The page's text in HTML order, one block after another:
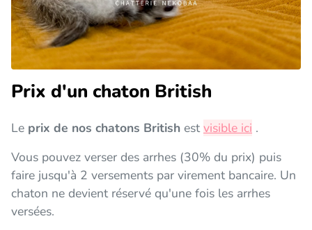
Prix d'un chaton British
Le prix de nos chatons British estvisible ici .
Vous pouvez verser des arrhes (30% du prix) puis
faire jusqu'à 2 versements par virement bancaire. Un
chaton ne devient réservé qu'une fois les arrhes
versées.